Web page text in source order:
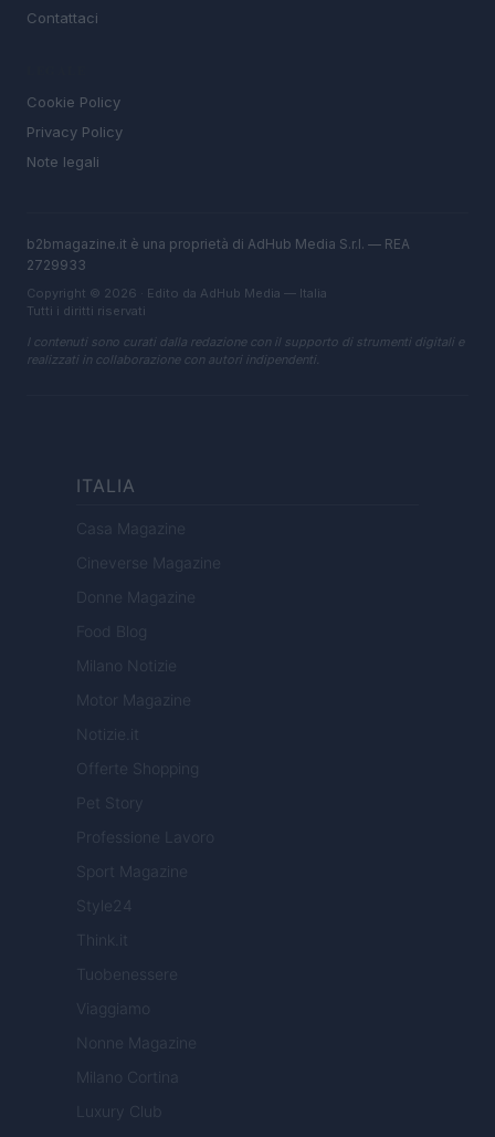
Contattaci
Cookie Policy
Privacy Policy
Note legali
b2bmagazine.it è una proprietà di AdHub Media S.r.l. — REA
2729933
Copyright © 2026 · Edito da AdHub Media — Italia
Tutti i diritti riservati
I contenuti sono curati dalla redazione con il supporto di strumenti digitali e
realizzati in collaborazione con autori indipendenti.
ITALIA
Casa Magazine
Cineverse Magazine
Donne Magazine
Food Blog
Milano Notizie
Motor Magazine
Notizie.it
Offerte Shopping
Pet Story
Professione Lavoro
Sport Magazine
Style24
Think.it
Tuobenessere
Viaggiamo
Nonne Magazine
Milano Cortina
Luxury Club